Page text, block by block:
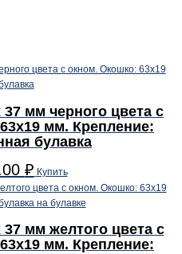
мм черного цвета с
мм. Крепление:
булавка
₽ Купить
мм желтого цвета с
мм. Крепление: